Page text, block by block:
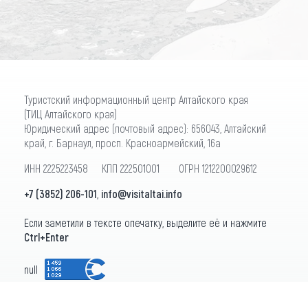
Туристский информационный центр Алтайского края
(ТИЦ Алтайского края)
Юридический адрес (почтовый адрес): 656043, Алтайский
край, г. Барнаул, просп. Красноармейский, 16а
ИНН 2225223458 КПП 222501001 ОГРН 1212200029612
+7 (3852) 206-101 info@visitaltai.info
Если заметили в тексте опечатку, выделите её и нажмите
Ctrl+Enter
null